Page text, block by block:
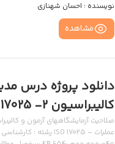
نویسنده : احسان شهنازی
مشاهده
دانلود پروژه درس
کالیبراسیون 2- ISO 17025
صلاحیت آزمایشگاههای آزمون و